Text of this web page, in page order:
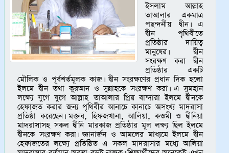
ইসলাম আল্লাহ
তাআলার একমাত্র
পছন্দনীয় দ্বীন। এ
দ্বীন পৃথিবীতে
প্রতিষ্ঠার দায়িত্ব
মানুষের। দ্বীন
সংরক্ষণ করা দ্বীন
প্রতিষ্ঠার একটি
মৌলিক ও পূর্বশর্তমূলক কাজ। দ্বীন সংরক্ষণের প্রধান দিক হলো
ইলমে দ্বীন তথা কুরআন ও সুন্নাহকে সংরক্ষণ করা। এ সুমহান
লক্ষ্যে যুগে যুগে আল্লাহ তাআলার প্রিয় বান্দারা ইলমে দ্বীনকে
হেফাজত করার জন্য পৃথিবীর আনাচে কানাচে অসংখ্য মাদরাসা
প্রতিষ্ঠা করেছেন। মক্তব, হিফজখানা, আলিয়া, কওমী ও দ্বীনিয়া
মাদরাসাসহ সকল দ্বীনি মারকাজ প্রতিষ্ঠার মূল লক্ষ্য ছিল ইলমে
দ্বীনকে সংরক্ষণ করা। জ্ঞানার্জন ও আমলের মাধ্যমে ইলমে দ্বীন
হেফাজতের লক্ষ্যে প্রতিষ্ঠিত এ সকল মাদরাসার মধ্যে আলিয়া